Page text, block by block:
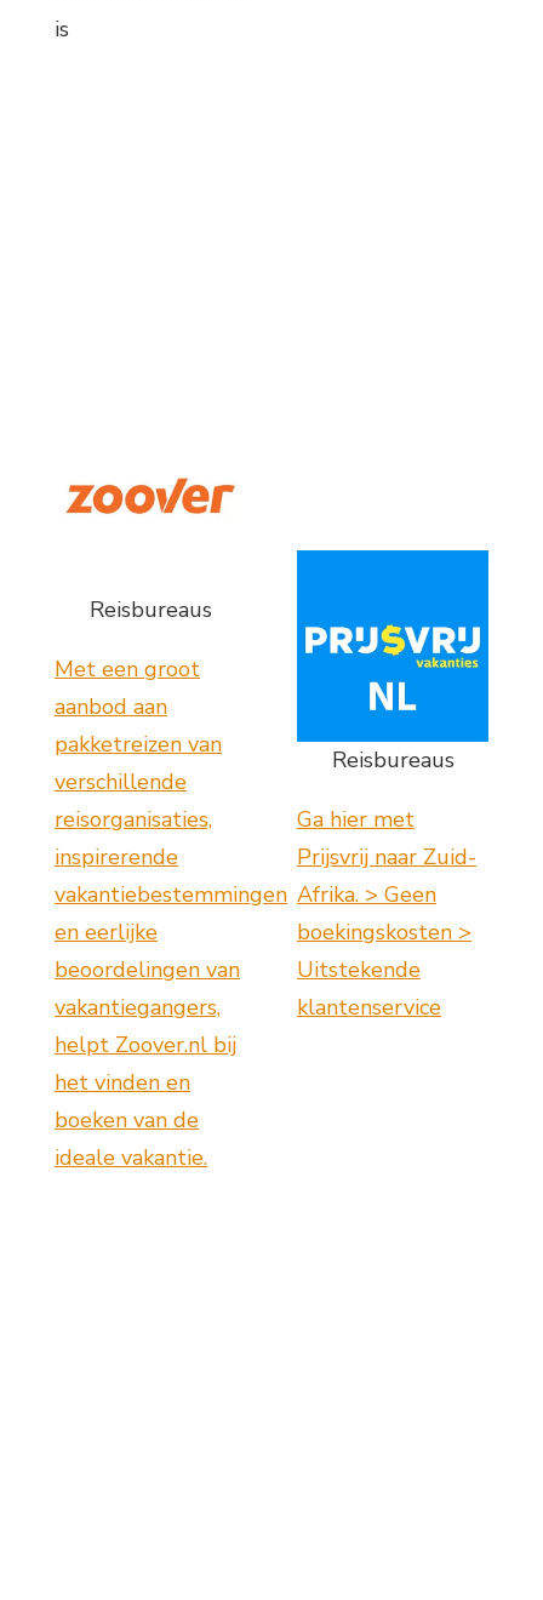
is
Reisbureaus
Met een groot
aanbod aan
pakketreizen van
verschillende
reisorganisaties,
inspirerende
vakantiebestemmingen
en eerlijke
beoordelingen van
vakantiegangers,
helpt Zoover.nl bij
het vinden en
boeken van de
ideale vakantie.
Reisbureaus
Ga hier met
Prijsvrij naar Zuid-
Afrika. > Geen
boekingskosten >
Uitstekende
klantenservice